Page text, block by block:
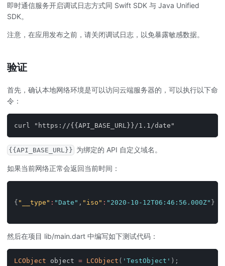
即时通信服务开启调试日志方式同 Swift SDK 与 Java Unified
SDK。
注意，在应用发布之前，请关闭调试日志，以免暴露敏感数据。
验证
首先，确认本地网络环境是可以访问云端服务器的，可以执行以下命
令：
curl "https://{{API_BASE_URL}}/1.1/date"
{{API_BASE_URL}} 为绑定的 API 自定义域名。
如果当前网络正常会返回当前时间：
{ "__type" : "Date" , "iso" : "2020-10-12T06:46:56.000Z" }
然后在项目 lib/main.dart 中编写如下测试代码：
LCObject object = LCObject ( 'TestObject' ) ;